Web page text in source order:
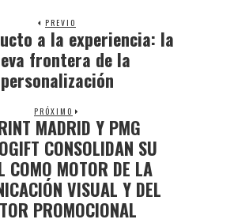
PREVIO
a la experiencia: la
frontera de la
personalización
PRÓXIMO
MADRID Y PMG
CONSOLIDAN SU
COMO MOTOR DE LA
VISUAL Y DEL
PROMOCIONAL